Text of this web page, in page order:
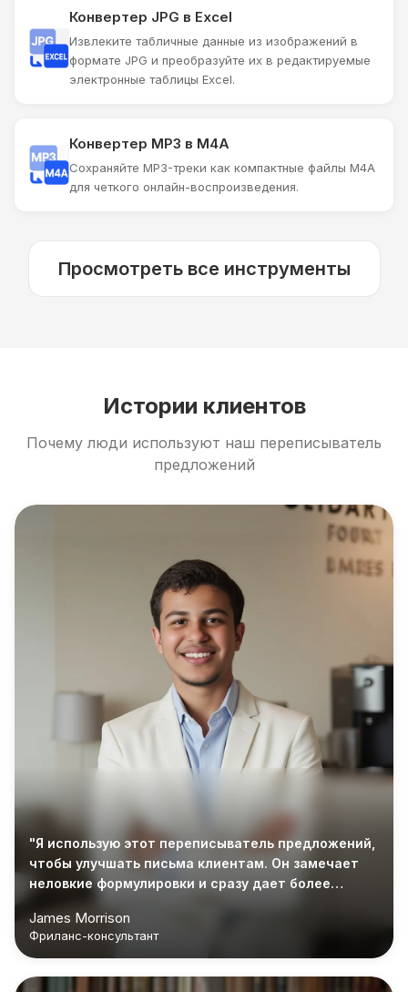
Конвертер JPG в Excel
Извлеките табличные данные из изображений в
формате JPG и преобразуйте их в редактируемые
электронные таблицы Excel.
Конвертер MP3 в M4A
Сохраняйте MP3-треки как компактные файлы M4A
для четкого онлайн-воспроизведения.
Просмотреть все инструменты
Истории клиентов
Почему люди используют наш переписыватель
предложений
"Я использую этот переписыватель предложений,
чтобы улучшать письма клиентам. Он замечает
неловкие формулировки и сразу дает более
James Morrison
Фриланс-консультант